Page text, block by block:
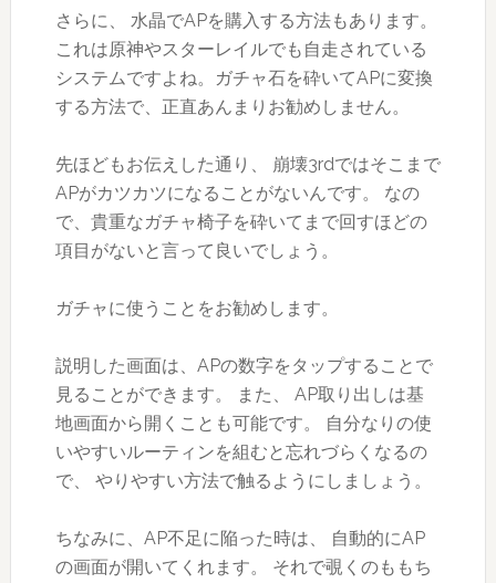
さらに、 水晶でAPを購入する方法もあります。
これは原神やスターレイルでも自走されている
システムですよね。ガチャ石を砕いてAPに変換
する方法で、正直あんまりお勧めしません。
先ほどもお伝えした通り、 崩壊3rdではそこまで
APがカツカツになることがないんです。 なの
で、貴重なガチャ椅子を砕いてまで回すほどの
項目がないと言って良いでしょう。
ガチャに使うことをお勧めします。
説明した画面は、APの数字をタップすることで
見ることができます。 また、 AP取り出しは基
地画面から開くことも可能です。 自分なりの使
いやすいルーティンを組むと忘れづらくなるの
で、 やりやすい方法で触るようにしましょう。
ちなみに、AP不足に陥った時は、 自動的にAP
の画面が開いてくれます。 それで覗くのももち